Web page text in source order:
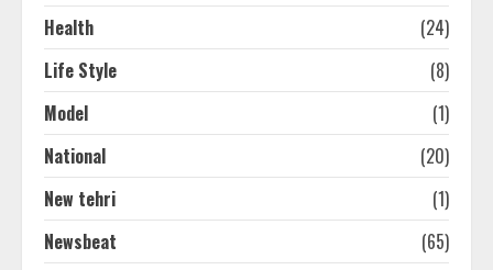
Health
(24)
Life Style
(8)
Model
(1)
National
(20)
New tehri
(1)
Newsbeat
(65)